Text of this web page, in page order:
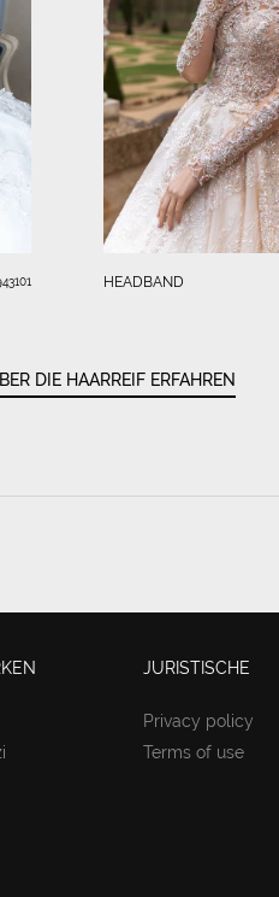
HEADBAND
DIE HAARREIF ERFAHREN
JURISTISCHE
Privacy policy
Terms of use